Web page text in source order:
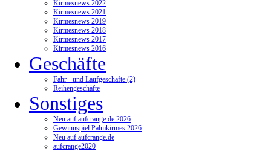
Kirmesnews 2022
Kirmesnews 2021
Kirmesnews 2019
Kirmesnews 2018
Kirmesnews 2017
Kirmesnews 2016
Geschäfte
Fahr - und Laufgeschäfte (2)
Reihengeschäfte
Sonstiges
Neu auf aufcrange.de 2026
Gewinnspiel Palmkirmes 2026
Neu auf aufcrange.de
aufcrange2020